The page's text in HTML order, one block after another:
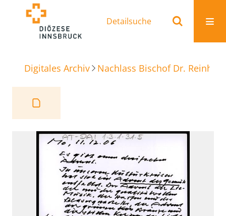
Detailsuche
Digitales Archiv Nachlass Bischof Dr.